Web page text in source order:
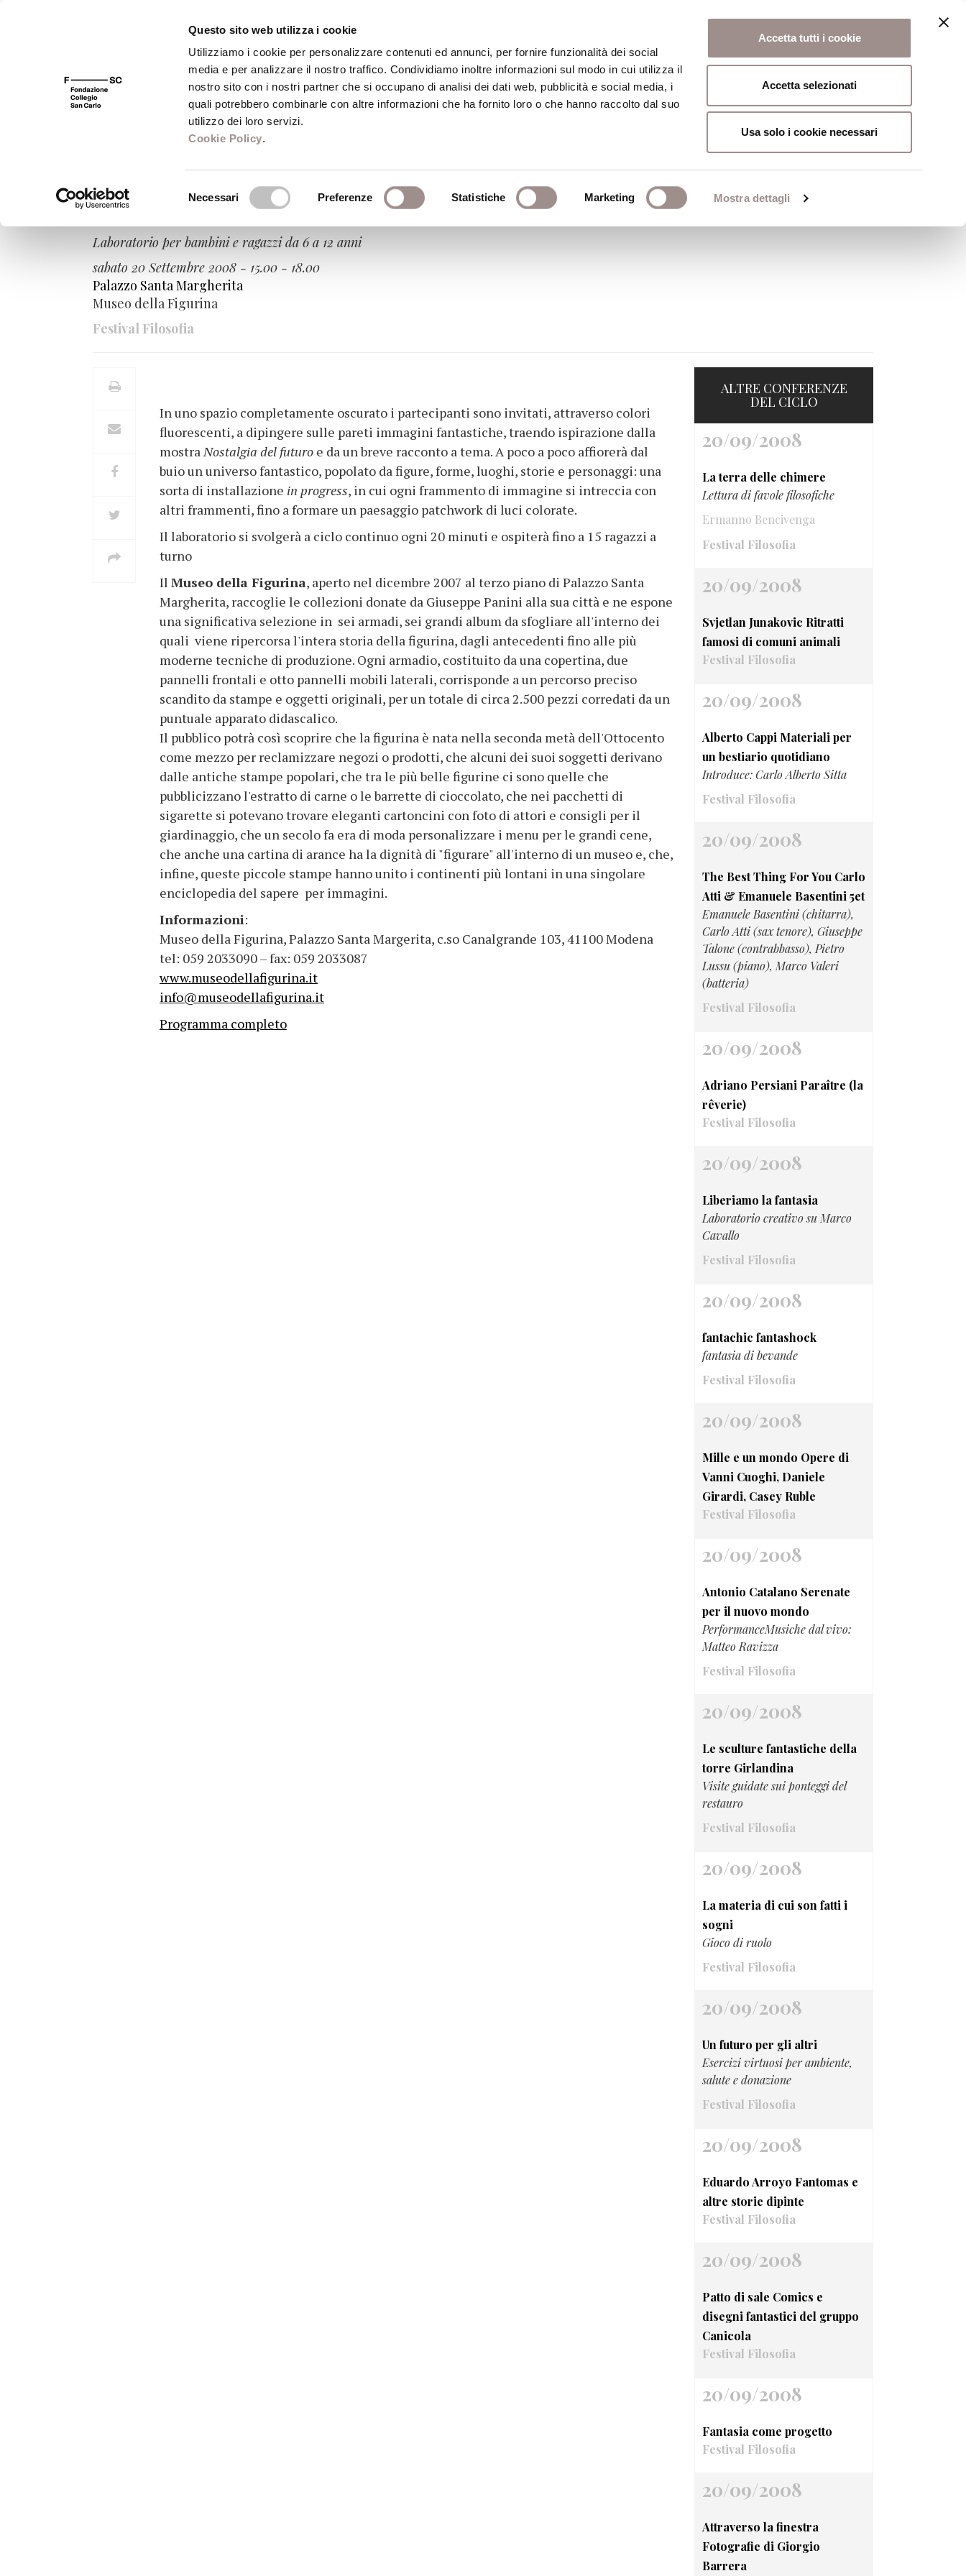
Questo sito web utilizza i cookie
Utilizziamo i cookie per personalizzare contenuti ed annunci, per fornire funzionalità dei social
media e per analizzare il nostro traffico. Condividiamo inoltre informazioni sul modo in cui utilizza il
nostro sito con i nostri partner che si occupano di analisi dei dati web, pubblicità e social media, i
quali potrebbero combinarle con altre informazioni che ha fornito loro o che hanno raccolto dal suo
utilizzo dei loro servizi.
Cookie Policy.
Necessari Preferenze Statistiche Marketing Mostra dettagli
Accetta tutti i cookie
Accetta selezionati
Usa solo i cookie necessari
FSC 400 Fondazione Biblioteca Centro Culturale Centro Studi Religiosi Scuola Alti Studi
Sabato Modena
Fantasie fluorescenti sul futuro
Laboratorio per bambini e ragazzi da 6 a 12 anni
sabato 20 Settembre 2008 - 15.00 - 18.00
Palazzo Santa Margherita
Museo della Figurina
Festival Filosofia
In uno spazio completamente oscurato i partecipanti sono invitati, attraverso colori
fluorescenti, a dipingere sulle pareti immagini fantastiche, traendo ispirazione dalla
mostraNostalgia del futuro e da un breve racconto a tema. A poco a poco affiorerà dal
buio un universo fantastico, popolato da figure, forme, luoghi, storie e personaggi: una
sorta di installazione in progress, in cui ogni frammento di immagine si intreccia con
altri frammenti, fino a formare un paesaggio patchwork di luci colorate.
Il laboratorio si svolgerà a ciclo continuo ogni 20 minuti e ospiterà fino a 15 ragazzi a
turno
Il Museo della Figurina, aperto nel dicembre 2007 al terzo piano di Palazzo Santa
Margherita, raccoglie le collezioni donate da Giuseppe Panini alla sua città e ne espone
una significativa selezione in sei armadi, sei grandi album da sfogliare all'interno dei
quali viene ripercorsa l'intera storia della figurina, dagli antecedenti fino alle più
moderne tecniche di produzione. Ogni armadio, costituito da una copertina, due
pannelli frontali e otto pannelli mobili laterali, corrisponde a un percorso preciso
scandito da stampe e oggetti originali, per un totale di circa 2.500 pezzi corredati da un
puntuale apparato didascalico.
Il pubblico potrà così scoprire che la figurina è nata nella seconda metà dell'Ottocento
come mezzo per reclamizzare negozi o prodotti, che alcuni dei suoi soggetti derivano
dalle antiche stampe popolari, che tra le più belle figurine ci sono quelle che
pubblicizzano l'estratto di carne o le barrette di cioccolato, che nei pacchetti di
sigarette si potevano trovare eleganti cartoncini con foto di attori e consigli per il
giardinaggio, che un secolo fa era di moda personalizzare i menu per le grandi cene,
che anche una cartina di arance ha la dignità di "figurare" all'interno di un museo e, che,
infine, queste piccole stampe hanno unito i continenti più lontani in una singolare
enciclopedia del sapere per immagini.
Informazioni:
Museo della Figurina, Palazzo Santa Margerita, c.so Canalgrande 103, 41100 Modena
tel: 059 2033090 – fax: 059 2033087
www.museodellafigurina.it
info@museodellafigurina.it
Programma completo
ALTRE CONFERENZE
DEL CICLO
20/09/2008
La terra delle chimere
Lettura di favole filosofiche
Ermanno Bencivenga
Festival Filosofia
20/09/2008
Svjetlan Junakovic Ritratti
famosi di comuni animali
Festival Filosofia
20/09/2008
Alberto Cappi Materiali per
un bestiario quotidiano
Introduce: Carlo Alberto Sitta
Festival Filosofia
20/09/2008
The Best Thing For You Carlo
Atti & Emanuele Basentini 5et
Emanuele Basentini (chitarra),
Carlo Atti (sax tenore), Giuseppe
Talone (contrabbasso), Pietro
Lussu (piano), Marco Valeri
(batteria)
Festival Filosofia
20/09/2008
Adriano Persiani Paraître (la
rêverie)
Festival Filosofia
20/09/2008
Liberiamo la fantasia
Laboratorio creativo su Marco
Cavallo
Festival Filosofia
20/09/2008
fantachic fantashock
fantasia di bevande
Festival Filosofia
20/09/2008
Mille e un mondo Opere di
Vanni Cuoghi, Daniele
Girardi, Casey Ruble
Festival Filosofia
20/09/2008
Antonio Catalano Serenate
per il nuovo mondo
PerformanceMusiche dal vivo:
Matteo Ravizza
Festival Filosofia
20/09/2008
Le sculture fantastiche della
torre Girlandina
Visite guidate sui ponteggi del
restauro
Festival Filosofia
20/09/2008
La materia di cui son fatti i
sogni
Gioco di ruolo
Festival Filosofia
20/09/2008
Un futuro per gli altri
Esercizi virtuosi per ambiente,
salute e donazione
Festival Filosofia
20/09/2008
Eduardo Arroyo Fantomas e
altre storie dipinte
Festival Filosofia
20/09/2008
Patto di sale Comics e
disegni fantastici del gruppo
Canicola
Festival Filosofia
20/09/2008
Fantasia come progetto
Festival Filosofia
20/09/2008
Attraverso la finestra
Fotografie di Giorgio
Barrera